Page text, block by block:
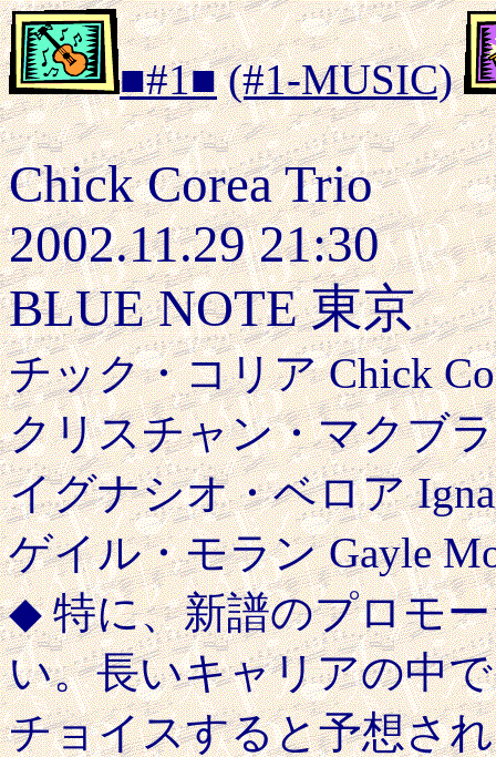
■#1■ (#1-MUSIC)
Chick Corea Trio
2002.11.29 21:30
BLUE NOTE 東京
チック・コリア Chick
クリスチャン・マクブ
イグナシオ・ベロア
ゲイル・モラン Gayle
◆ 特に、新譜のプロモ
い。長いキャリアの中
チョイスすると予想さ